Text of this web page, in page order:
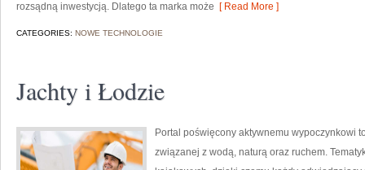
rozsądną inwestycją. Dlatego ta marka może [ Read More ]
CATEGORIES: NOWE TECHNOLOGIE
Jachty i Łodzie
Portal poświęcony aktywnemu wypoczynkowi
związanej z wodą, naturą oraz ruchem.